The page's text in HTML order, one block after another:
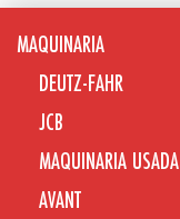
MAQUINARIA
DEUTZ-FAHR
JCB
MAQUINARIA USADA
AVANT